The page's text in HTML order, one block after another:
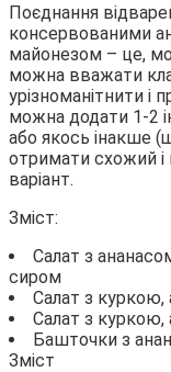
Поєднання
консервованими
майонезом – це,
можна вважати
урізноманітнити і
можна додати 1-2
або якось інакше
отримати схожий
варіант.
Зміст:
Салат з
сиром
Салат з куркою,
Салат з куркою,
Башточки з
Зміст